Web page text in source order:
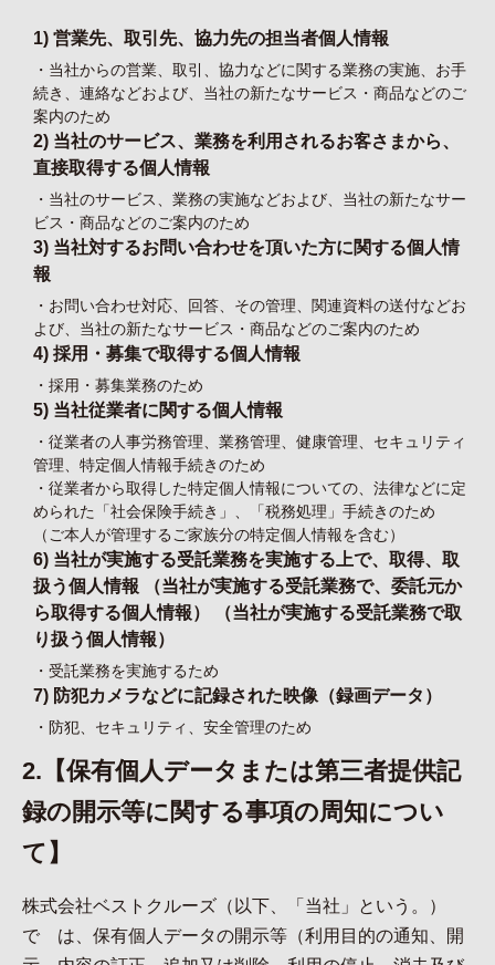
1) 営業先、取引先、協力先の担当者個人情報
・当社からの営業、取引、協力などに関する業務の実施、お手
続き、連絡などおよび、当社の新たなサービス・商品などのご
案内のため
2) 当社のサービス、業務を利用されるお客さまから、
直接取得する個人情報
・当社のサービス、業務の実施などおよび、当社の新たなサー
ビス・商品などのご案内のため
3) 当社対するお問い合わせを頂いた方に関する個人情
報
・お問い合わせ対応、回答、その管理、関連資料の送付などお
よび、当社の新たなサービス・商品などのご案内のため
4) 採用・募集で取得する個人情報
・採用・募集業務のため
5) 当社従業者に関する個人情報
・従業者の人事労務管理、業務管理、健康管理、セキュリティ
管理、特定個人情報手続きのため
・従業者から取得した特定個人情報についての、法律などに定
められた「社会保険手続き」、「税務処理」手続きのため
（ご本人が管理するご家族分の特定個人情報を含む）
6) 当社が実施する受託業務を実施する上で、取得、取
扱う個人情報 （当社が実施する受託業務で、委託元か
ら取得する個人情報） （当社が実施する受託業務で取
り扱う個人情報）
・受託業務を実施するため
7) 防犯カメラなどに記録された映像（録画データ）
・防犯、セキュリティ、安全管理のため
2.【保有個人データまたは第三者提供記
録の開示等に関する事項の周知につい
て】
株式会社ベストクルーズ（以下、「当社」という。）
で は、保有個人データの開示等（利用目的の通知、開